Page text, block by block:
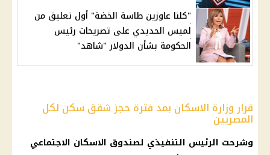
"كلنا عاوزين طاسة الخضة" أول تعليق من
لميس الحديدي على تصريحات رئيس
الحكومة بشأن الدولار "شاهد"
قرار وزارة الاسكان بمد فترة حجز شقق سكن لكل
المصريين
وشرحت الرئيس التنفيذي لصندوق الاسكان الاجتماعي